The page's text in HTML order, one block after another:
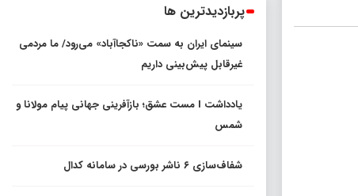
پربازدیدترین ها
سینمای ایران به سمت «ناکجاآباد» می‌رود/ ما مردمی
غیرقابل پیش‌بینی داریم
یادداشت I مست عشق؛ بازآفرینی جهانی پیام مولانا و
شمس
شفاف‌سازی ۶ ناشر بورسی در سامانه کدال